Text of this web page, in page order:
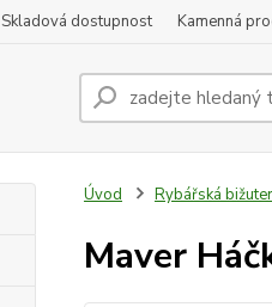
Skladová dostupnost Kamenná
Úvod Rybářská
Maver